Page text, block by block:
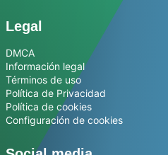
Legal
DMCA
Información legal
Términos de uso
Política de Privacidad
Política de cookies
Configuración de cookies